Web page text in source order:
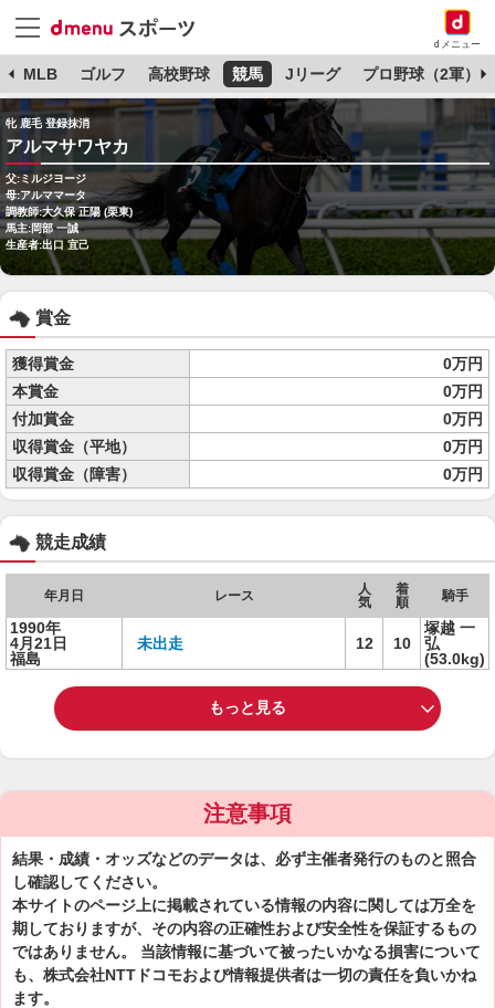
dメニュー
MLB ゴルフ 高校野球 競馬 Jリーグ プロ野球（2軍）
牝 鹿毛 登録抹消
アルマサワヤカ
父:ミルジヨージ
母:アルママータ
調教師:大久保 正陽 (栗東)
馬主:岡部 一誠
生産者:出口 宜己
賞金
獲得賞金
0万円
本賞金
0万円
付加賞金
0万円
収得賞金（平地）
0万円
収得賞金（障害）
0万円
競走成績
年月日 レース
人
気
着
順
騎手
1990年
4月21日
福島
未出走 12 10
塚越 一
弘
(53.0kg)
もっと見る
注意事項
結果・成績・オッズなどのデータは、必ず主催者発行のものと照合
し確認してください。
本サイトのページ上に掲載されている情報の内容に関しては万全を
期しておりますが、その内容の正確性および安全性を保証するもの
ではありません。 当該情報に基づいて被ったいかなる損害について
も、株式会社NTTドコモおよび情報提供者は一切の責任を負いかね
ます。